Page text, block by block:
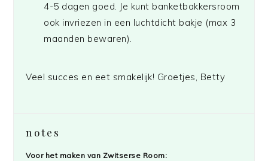
4-5 dagen goed. Je kunt banketbakkersroom
ook invriezen in een luchtdicht bakje (max 3
maanden bewaren).
Veel succes en eet smakelijk! Groetjes, Betty
notes
Voor het maken van Zwitserse Room: